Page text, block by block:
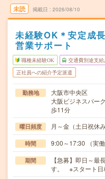
未読 掲載日 2026/08/10
未経験OK＊安定成
営業サポート
職種未経験OK 交通費別途支給
正社員への紹介予定派遣
勤務地
大阪市中央区
大阪ビジネスパー
歩11分
曜日頻度 月～金（土日祝休み
時間 9:00～17:30 （実
期間
【急募】即日～最
す。 ※スタート日